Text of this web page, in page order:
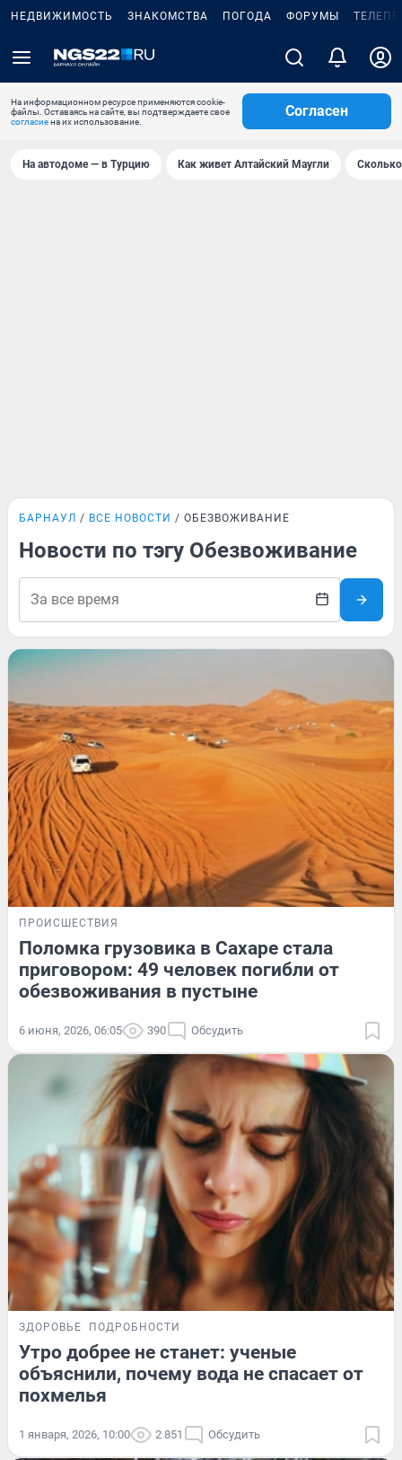
НЕДВИЖИМОСТЬ ЗНАКОМСТВА ПОГОДА ФОРУМЫ
На информационном ресурсе применяются cookie-
файлы. Оставаясь на сайте, вы подтверждаете свое
согласиена их использование.
Согласен
На автодоме — в Турцию Как живет Алтайский Маугли
БАРНАУЛ ВСЕ НОВОСТИ ОБЕЗВОЖИВАНИЕ
Новости по тэгу Обезвоживание
ПРОИСШЕСТВИЯ
Поломка грузовика в Сахаре стала
приговором: 49 человек погибли от
обезвоживания в пустыне
6 июня, 2026, 06:05 390 Обсудить
ЗДОРОВЬЕ ПОДРОБНОСТИ
Утро добрее не станет: ученые
объяснили, почему вода не спасает от
похмелья
1 января, 2026, 10:00 2 851 Обсудить